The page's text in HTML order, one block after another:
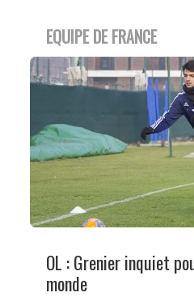
EQUIPE DE FRANCE
OL : Grenier inquiet
monde